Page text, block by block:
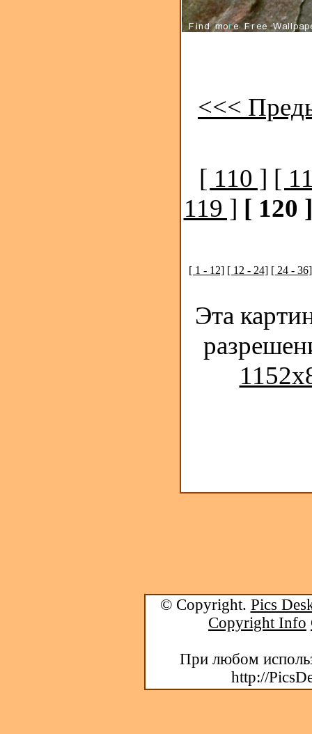
<<<
[ 110 ] [
119 ] [ 120 ]
[ 1 - 12] [ 12 - 24] [ 24 - 36]
Эта
© Copyright. Pics
Copyright Info
При любом
http://